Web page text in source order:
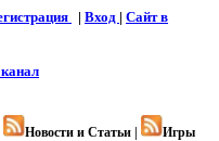
| Вход | Cайт в
Новости и Статьи |
Игры